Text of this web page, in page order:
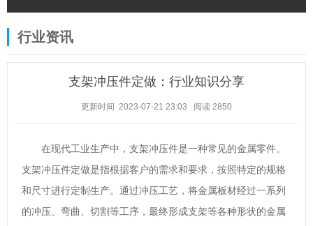
行业资讯
支架冲压件定做：行业知识分享
更新时间 2023-07-21 23:03 阅读 2850
在现代工业生产中，支架冲压件是一种常见的金属零件。
支架冲压件定做是指根据客户的需求和要求，按照特定的规格
和尺寸进行定制生产。通过冲压工艺，将金属板材经过一系列
的冲压、弯曲、切割等工序，最终形成支架等各种形状的金属